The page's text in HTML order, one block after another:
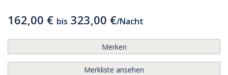
162,00 € bis 323,00 €/Nacht
Merken
Merkliste ansehen